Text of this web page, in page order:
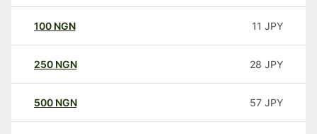
100 NGN 11 JPY
250 NGN 28 JPY
500 NGN 57 JPY